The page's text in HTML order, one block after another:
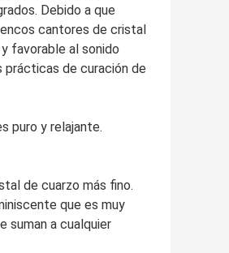
Debido a que
cantores de cristal
favorable al sonido
prácticas de curación de
puro y relajante.
de cuarzo más fino.
que es muy
suman a cualquier